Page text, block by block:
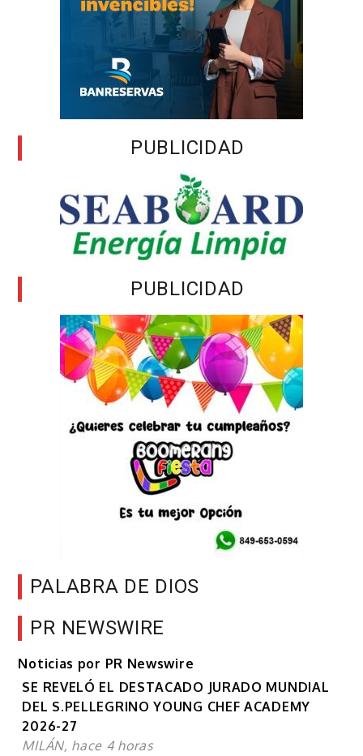
PUBLICIDAD
PUBLICIDAD
PALABRA DE DIOS
PR NEWSWIRE
Noticias por PR Newswire
SE REVELÓ EL DESTACADO JURADO MUNDIAL
DEL S.PELLEGRINO YOUNG CHEF ACADEMY
2026-27
MILÁN, hace 4 horas